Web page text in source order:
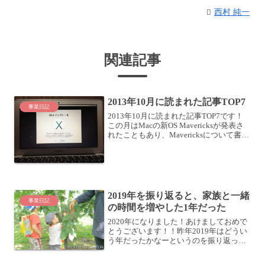
西村 純一
関連記事
事業日記 2013年10月に読まれた記事TOP7
2013年10月に読まれた記事TOP7です！
この月はMacの新OS Mavericksが発表さ
れたこともあり、Mavericksについて書い
事業日記
2019年を振り返ると、家族と一緒
の時間を増やした1年だった
2020年になりました！あけましておめで
とうございます！！昨年2019年はどうい
う年だったかなーというのを振り返って